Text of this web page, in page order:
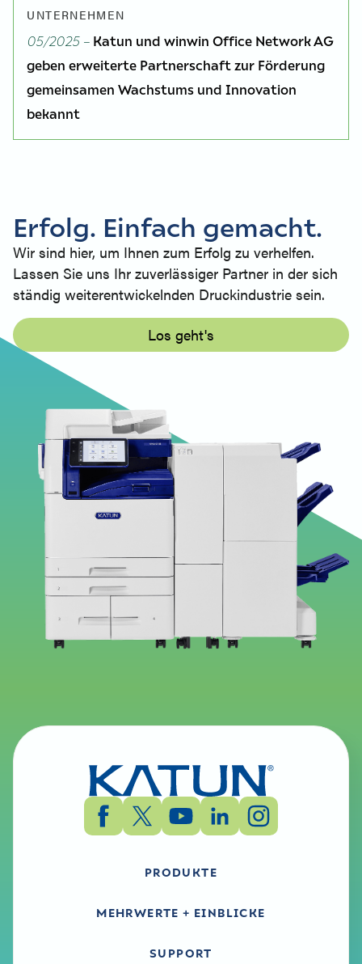
UNTERNEHMEN
05/2025 – Katun und winwin Office Network AG
geben erweiterte Partnerschaft zur Förderung
gemeinsamen Wachstums und Innovation
bekannt
Erfolg. Einfach gemacht.
Wir sind hier, um Ihnen zum Erfolg zu verhelfen.
Lassen Sie uns Ihr zuverlässiger Partner in der sich
ständig weiterentwickelnden Druckindustrie sein.
Los geht's
PRODUKTE
MEHRWERTE + EINBLICKE
SUPPORT